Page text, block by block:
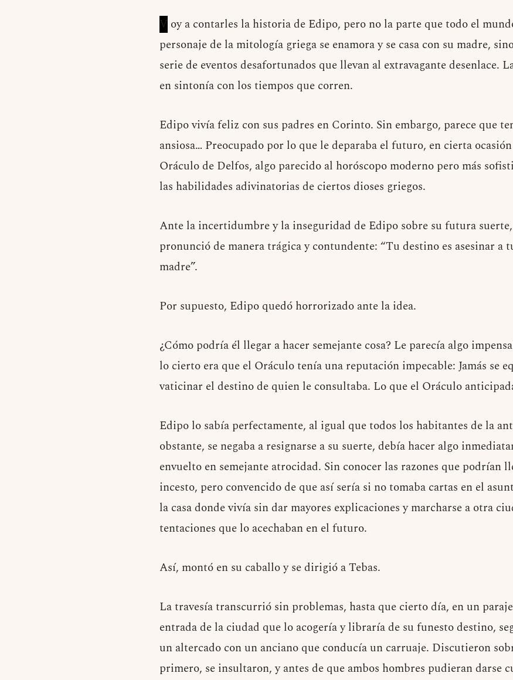
V oy a contarles la historia de Edipo, pero no la parte que todo el
personaje de la mitología griega se enamora y se casa con su madre,
serie de eventos desafortunados que llevan al extravagante desenlace.
en sintonía con los tiempos que corren.
Edipo vivía feliz con sus padres en Corinto. Sin embargo, parece que
ansiosa… Preocupado por lo que le deparaba el futuro, en cierta
Oráculo de Delfos, algo parecido al horóscopo moderno pero más
las habilidades adivinatorias de ciertos dioses griegos.
Ante la incertidumbre y la inseguridad de Edipo sobre su futura
pronunció de manera trágica y contundente: “Tu destino es asesinar a
madre”.
Por supuesto, Edipo quedó horrorizado ante la idea.
¿Cómo podría él llegar a hacer semejante cosa? Le parecía algo
lo cierto era que el Oráculo tenía una reputación impecable: Jamás se
vaticinar el destino de quien le consultaba. Lo que el Oráculo
Edipo lo sabía perfectamente, al igual que todos los habitantes de la
obstante, se negaba a resignarse a su suerte, debía hacer algo
envuelto en semejante atrocidad. Sin conocer las razones que podrían
incesto, pero convencido de que así sería si no tomaba cartas en el
la casa donde vivía sin dar mayores explicaciones y marcharse a otra
tentaciones que lo acechaban en el futuro.
Así, montó en su caballo y se dirigió a Tebas.
La travesía transcurrió sin problemas, hasta que cierto día, en un
entrada de la ciudad que lo acogería y libraría de su funesto destino,
un altercado con un anciano que conducía un carruaje. Discutieron
primero, se insultaron, y antes de que ambos hombres pudieran darse